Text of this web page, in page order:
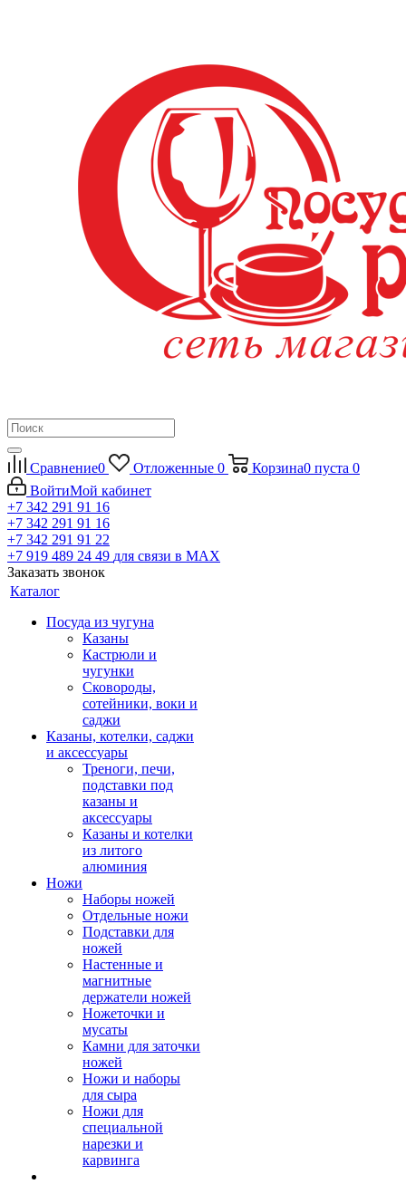
Сравнение0 Отложенные 0 Корзина0 пуста 0
ВойтиМой кабинет
+7 342 291 91 16
+7 342 291 91 16
+7 342 291 91 22
+7 919 489 24 49 для связи в МАХ
Заказать звонок
Каталог
Посуда из чугуна
Казаны
Кастрюли и
чугунки
Сковороды,
сотейники, воки и
саджи
Казаны, котелки, саджи
и аксессуары
Треноги, печи,
подставки под
казаны и
аксессуары
Казаны и котелки
из литого
алюминия
Ножи
Наборы ножей
Отдельные ножи
Подставки для
ножей
Настенные и
магнитные
держатели ножей
Ножеточки и
мусаты
Камни для заточки
ножей
Ножи и наборы
для сыра
Ножи для
специальной
нарезки и
карвинга